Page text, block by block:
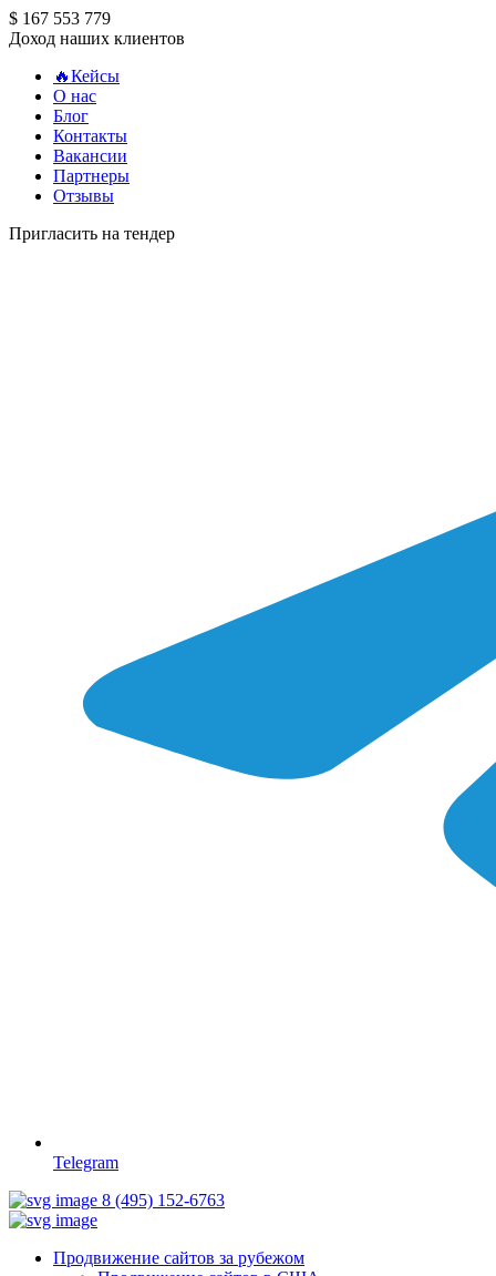
$ 167 553 779
Доход наших клиентов
🔥Кейсы
О нас
Блог
Контакты
Вакансии
Партнеры
Отзывы
Пригласить на тендер
Telegram
8 (495) 152-6763
Продвижение сайтов за рубежом